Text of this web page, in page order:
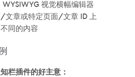
视觉横幅编辑器
/文章或特定页面/文章 ID 上
同的内容
栏插件的好主意：